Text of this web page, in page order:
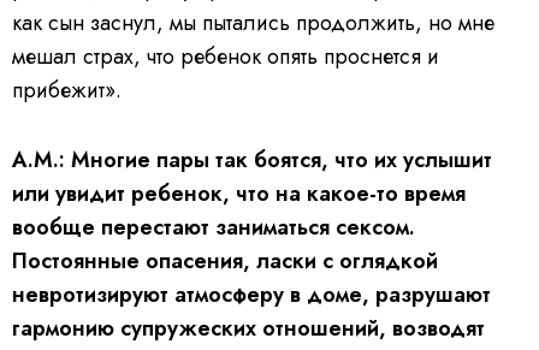
как сын заснул, мы пытались продолжить, но мне
мешал страх, что ребенок опять проснется и
прибежит».
А.М.: Многие пары так боятся, что их услышит
или увидит ребенок, что на какое-то время
вообще перестают заниматься сексом.
Постоянные опасения, ласки с оглядкой
невротизируют атмосферу в доме, разрушают
гармонию супружеских отношений, возводят